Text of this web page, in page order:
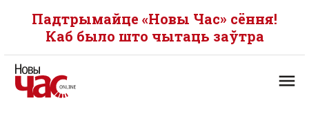
Падтрымайце «Новы Час» сёння!
Каб было што чытаць заўтра